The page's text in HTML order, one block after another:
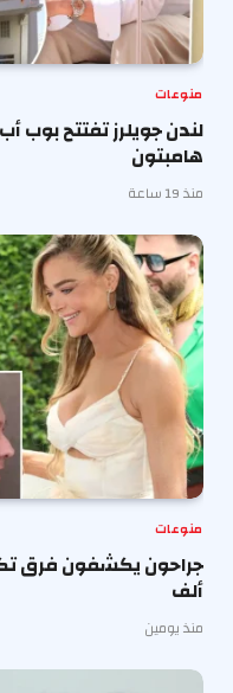
منوعات
لندن جويلرز تفتتح
هامبتون
منذ 19 ساعة
منوعات
ألف
منذ يومين